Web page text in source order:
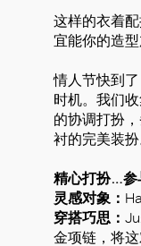
这样的衣着
宜能你的造型
情人节快到
时机。我们
的协调打扮
衬的完美装扮
精心打扮…参
灵感对象：
穿搭巧思：
金项链，将